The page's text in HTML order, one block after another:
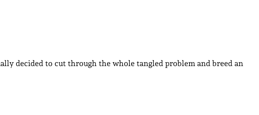
decided to cut through the whole tangled problem and breed an